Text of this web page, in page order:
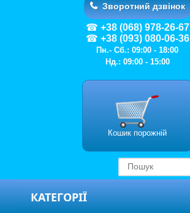
Зворотний дзвінок
+38 (068) 978-26-67
+38 (093) 080-06-36
Пн.- Сб.: 09:00 - 18:00
Нд.: 09:00 - 15:00
Кошик порожній
КАТЕГОРІЇ